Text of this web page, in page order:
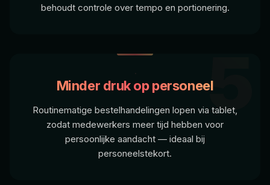
behoudt controle over tempo en portionering.
5
Minder druk op personeel
Routinematige bestelhandelingen lopen via tablet,
zodat medewerkers meer tijd hebben voor
persoonlijke aandacht — ideaal bij
personeelstekort.